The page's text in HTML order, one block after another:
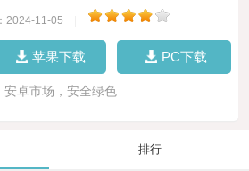
2024-11-05
苹果下载 PC下载
安卓市场，安全绿色
排行